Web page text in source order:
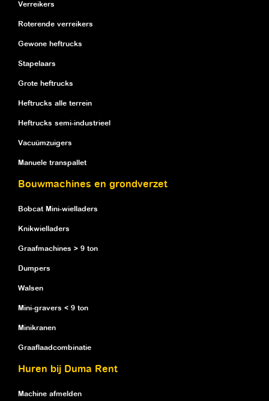
Verreikers
Roterende verreikers
Gewone heftrucks
Stapelaars
Grote heftrucks
Heftrucks alle terrein
Heftrucks semi-industrieel
Vacuümzuigers
Manuele transpallet
Bouwmachines en grondverzet
Bobcat Mini-wielladers
Knikwielladers
Graafmachines > 9 ton
Dumpers
Walsen
Mini-gravers < 9 ton
Minikranen
Graaflaadcombinatie
Huren bij Duma Rent
Machine afmelden